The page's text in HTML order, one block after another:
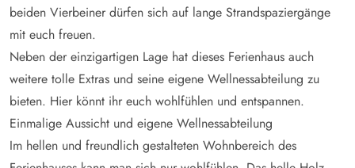
beiden Vierbeiner dürfen sich auf lange Strandspaziergänge
mit euch freuen.
Neben der einzigartigen Lage hat dieses Ferienhaus auch
weitere tolle Extras und seine eigene Wellnessabteilung zu
bieten. Hier könnt ihr euch wohlfühlen und entspannen.
Einmalige Aussicht und eigene Wellnessabteilung
Im hellen und freundlich gestalteten Wohnbereich des